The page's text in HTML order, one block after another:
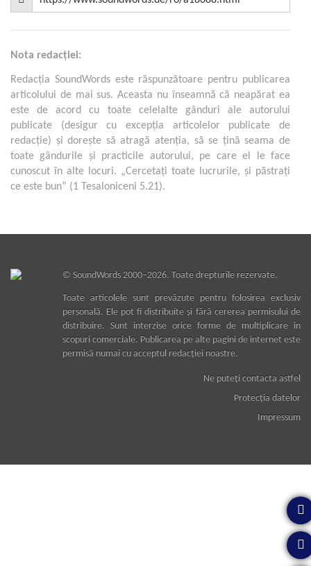
Nota redacţiei:
Redacţia SoundWords este răspunzătoare pentru publicarea
articolului de mai sus. Aceasta nu înseamnă că neapărat ea
este de acord cu toate celelalte gânduri ale autorului
publicate (desigur cu excepţia articolelor publicate de
redacţie) şi doreşte să atragă atenţia, să se ţină seama de
toate gândurile şi practicile autorului, pe care el le face
cunoscut în alte locuri. „Cercetaţi toate lucrurile, şi păstraţi
ce este bun” (1 Tesaloniceni 5.21).
© SoundWords2000–2026. Toate drepturile rezervate.
Toate articolele sunt prevăzute pentru folosirea exclusiv
personală. Ele pot fi distribuite şi fără cererea permisului de
distribuire. Sunt interzise orice forme de multiplicare în
scopuri comerciale. Publicarea pe alte pagini de internet este
permisă numai cu acceptul redacţiei noastre.
Ne puteţi contacta astfel
Protecţia datelor
Impressum